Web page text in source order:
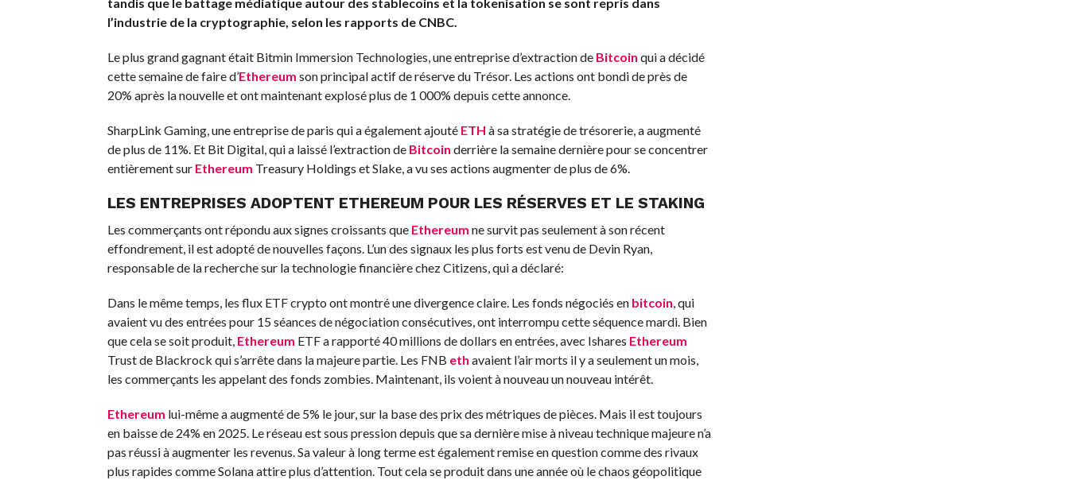
l’industrie de la cryptographie, selon les rapports de CNBC.
Le plus grand gagnant était Bitmin Immersion Technologies, une entreprise d’extraction de Bitcoin qui a décidé
cette semaine de faire d’Ethereum son principal actif de réserve du Trésor. Les actions ont bondi de près de
20% après la nouvelle et ont maintenant explosé plus de 1 000% depuis cette annonce.
SharpLink Gaming, une entreprise de paris qui a également ajouté ETH à sa stratégie de trésorerie, a augmenté
de plus de 11%. Et Bit Digital, qui a laissé l’extraction de Bitcoin derrière la semaine dernière pour se concentrer
entièrement sur Ethereum Treasury Holdings et Slake, a vu ses actions augmenter de plus de 6%.
LES ENTREPRISES ADOPTENT ETHEREUM POUR LES RÉSERVES ET LE STAKING
Les commerçants ont répondu aux signes croissants que Ethereum ne survit pas seulement à son récent
effondrement, il est adopté de nouvelles façons. L’un des signaux les plus forts est venu de Devin Ryan,
responsable de la recherche sur la technologie financière chez Citizens, qui a déclaré:
Dans le même temps, les flux ETF crypto ont montré une divergence claire. Les fonds négociés en bitcoin, qui
avaient vu des entrées pour 15 séances de négociation consécutives, ont interrompu cette séquence mardi. Bien
que cela se soit produit, Ethereum ETF a rapporté 40 millions de dollars en entrées, avec Ishares Ethereum
Trust de Blackrock qui s’arrête dans la majeure partie. Les FNB eth avaient l’air morts il y a seulement un mois,
les commerçants les appelant des fonds zombies. Maintenant, ils voient à nouveau un nouveau intérêt.
Ethereum lui-même a augmenté de 5% le jour, sur la base des prix des métriques de pièces. Mais il est toujours
en baisse de 24% en 2025. Le réseau est sous pression depuis que sa dernière mise à niveau technique majeure n’a
pas réussi à augmenter les revenus. Sa valeur à long terme est également remise en question comme des rivaux
plus rapides comme Solana attire plus d’attention. Tout cela se produit dans une année où le chaos géopolitique